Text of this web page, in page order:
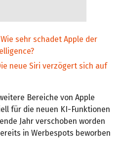
sehr schadet Apple der
neue Siri verzögert sich auf
Bereiche von Apple
für die neuen KI-Funktionen
Jahr verschoben worden
in Werbespots beworben